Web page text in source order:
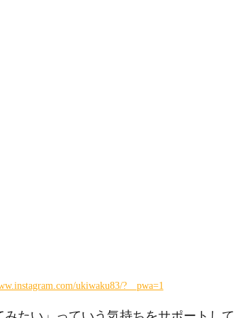
ukiwaku83/?__pwa=1